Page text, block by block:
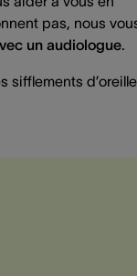
pas, nous
un audiologue.
sifflements